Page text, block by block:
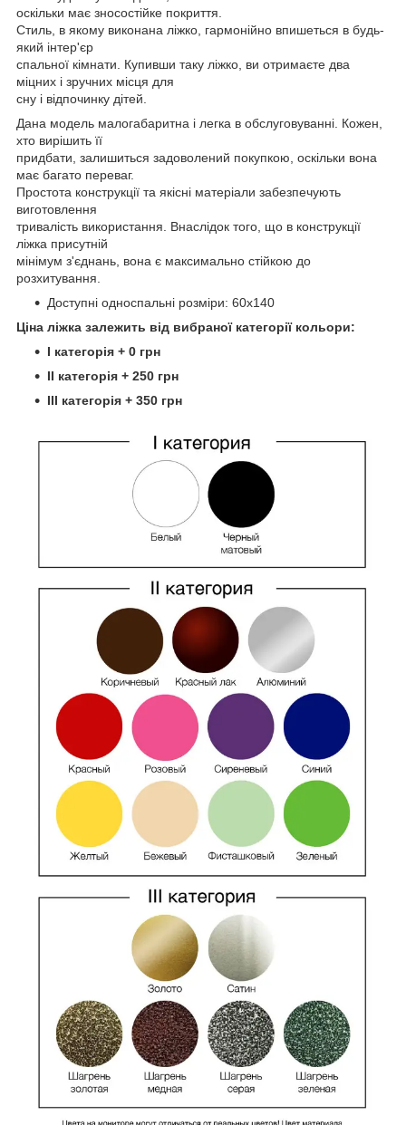
оскільки має зносостійке покриття.
Стиль, в якому виконана ліжко, гармонійно впишеться в будь-
який інтер'єр
спальної кімнати. Купивши таку ліжко, ви отримаєте два
міцних і зручних місця для
сну і відпочинку дітей.
Дана модель малогабаритна і легка в обслуговуванні. Кожен,
хто вирішить її
придбати, залишиться задоволений покупкою, оскільки вона
має багато переваг.
Простота конструкції та якісні матеріали забезпечують
виготовлення
тривалість використання. Внаслідок того, що в конструкції
ліжка присутній
мінімум з'єднань, вона є максимально стійкою до
розхитування.
Доступні односпальні розміри: 60х140
Ціна ліжка залежить від вибраної категорії кольори:
I категорія + 0 грн
II категорія + 250 грн
III категорія + 350 грн